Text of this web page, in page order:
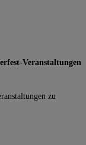
Veranstaltungen
zu